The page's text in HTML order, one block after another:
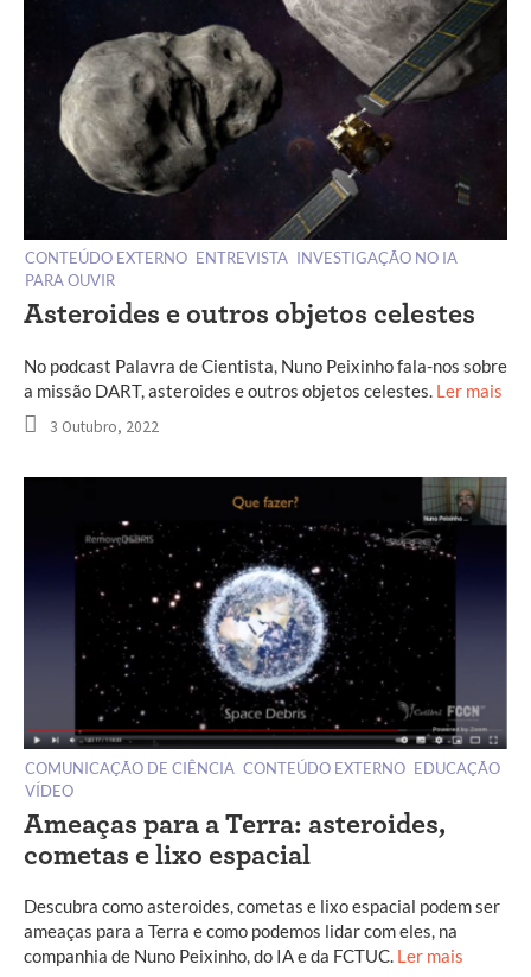
CONTEÚDO EXTERNO ENTREVISTA INVESTIGAÇÃO NO IA
PARA OUVIR
Asteroides e outros objetos celestes
No podcast Palavra de Cientista, Nuno Peixinho fala-nos sobre
a missão DART, asteroides e outros objetos celestes. Ler mais
3 Outubro, 2022
COMUNICAÇÃO DE CIÊNCIA CONTEÚDO EXTERNO EDUCAÇÃO
VÍDEO
Ameaças para a Terra: asteroides,
cometas e lixo espacial
Descubra como asteroides, cometas e lixo espacial podem ser
ameaças para a Terra e como podemos lidar com eles, na
companhia de Nuno Peixinho, do IA e da FCTUC. Ler mais